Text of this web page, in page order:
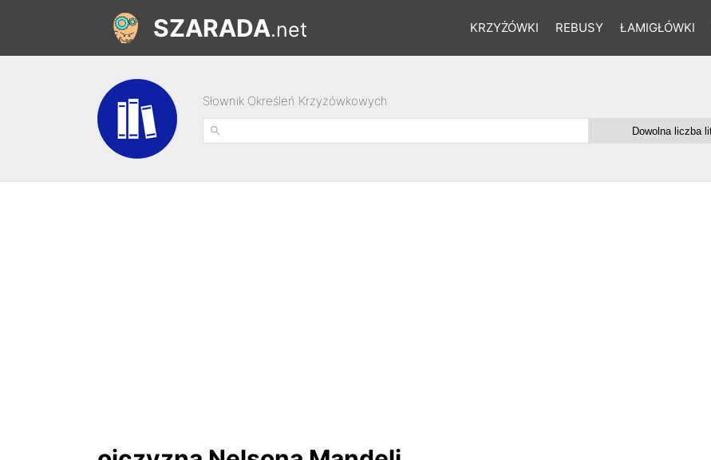
KRZYŻÓWKI REBUSY ŁAMIGŁÓWKI
SZARADA.net
Słownik Określeń Krzyżówkowych